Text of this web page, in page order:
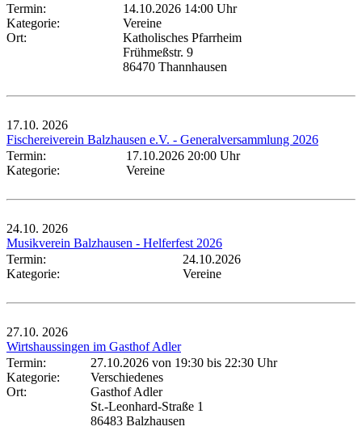
Termin:
14.10.2026 14:00 Uhr
Kategorie:
Vereine
Ort:
Katholisches Pfarrheim
Frühmeßstr. 9
86470 Thannhausen
17.10. 2026
Fischereiverein Balzhausen e.V. - Generalversammlung 2026
Termin:
17.10.2026 20:00 Uhr
Kategorie:
Vereine
24.10. 2026
Musikverein Balzhausen - Helferfest 2026
Termin:
24.10.2026
Kategorie:
Vereine
27.10. 2026
Wirtshaussingen im Gasthof Adler
Termin:
27.10.2026 von 19:30 bis 22:30 Uhr
Kategorie:
Verschiedenes
Ort:
Gasthof Adler
St.-Leonhard-Straße 1
86483 Balzhausen